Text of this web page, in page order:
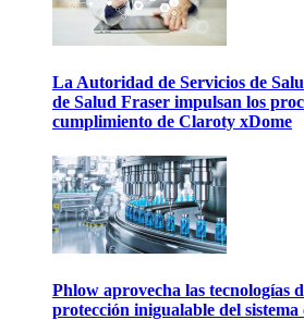
La Autoridad de Servicios de
de Salud Fraser impulsan los
cumplimiento de Claroty xDome
Phlow aprovecha las tecnologías
protección inigualable del sistema